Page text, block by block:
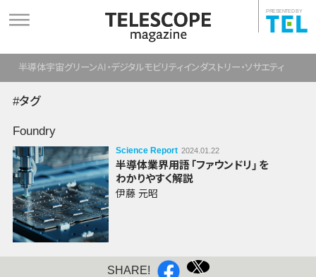
PRESENTED BY
半導体宇宙グリーンAI・デジタルモビリティインダストリー・ソサエティ
#タグ
Foundry
Science Report 2024.01.22
半導体業界用語 「ファウンドリ」 を
わかりやすく解説
伊藤 元昭
SHARE!